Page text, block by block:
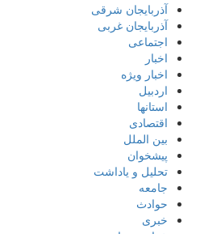
آذربایجان شرقی
آذربایجان غربی
اجتماعی
اخبار
اخبار ویژه
اردبیل
استانها
اقتصادی
بین الملل
پیشخوان
تحلیل و یاداشت
جامعه
حوادث
خبری